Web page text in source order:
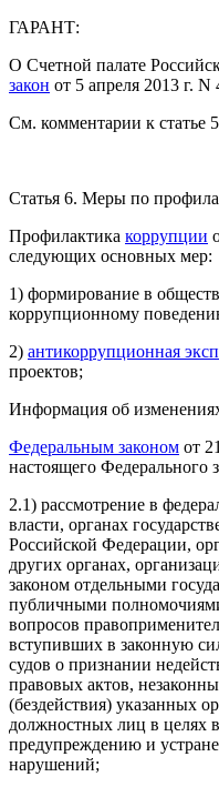
ГАРАНТ:
О Счетной палате
закон от 5 апреля 2013 г.
См. комментарии к статье
Статья 6. Меры по
Профилактика коррупции
следующих основных мер:
1) формирование в
коррупционному
2) антикоррупционная
проектов;
Информация об
Федеральным законом от
настоящего Федерального
2.1) рассмотрение в
власти, органах
Российской Федерации,
других органах,
законом отдельными
публичными
вопросов
вступивших в законную
судов о признании
правовых актов,
(бездействия) указанных
должностных лиц в целях
предупреждению и
нарушений;